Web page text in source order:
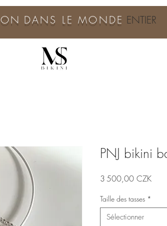
DANS LE MONDE ENTIER
PNJ bikini
3 500,00 CZKPrix
Taille des tasses *
Sélectionner